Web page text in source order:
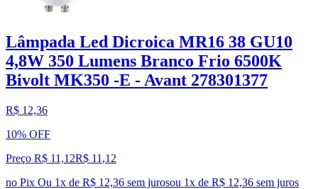
Lâmpada Led Dicroica MR16 38 GU10
4,8W 350 Lumens Branco Frio 6500K
Bivolt MK350 -E - Avant 278301377
R$ 12,36
10% OFF
Preço R$ 11,12R$ 11 ,12
no Pix Ou 1x de R$ 12,36 sem jurosou 1x de R$ 12,36 sem juros